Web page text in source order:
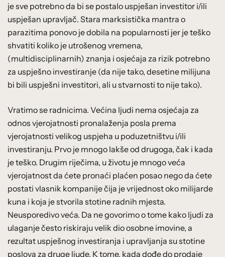
je sve potrebno da bi se postalo uspješan investitor i/ili
uspješan upravljač. Stara marksistička mantra o
parazitima ponovo je dobila na popularnosti jer je teško
shvatiti koliko je utrošenog vremena,
(multidisciplinarnih) znanja i osjećaja za rizik potrebno
za uspješno investiranje (da nije tako, desetine milijuna
bi bili uspješni investitori, ali u stvarnosti to nije tako).
Vratimo se radnicima. Većina ljudi nema osjećaja za
odnos vjerojatnosti pronalaženja posla prema
vjerojatnosti velikog uspjeha u poduzetništvu i/ili
investiranju. Prvo je mnogo lakše od drugoga, čak i kada
je teško. Drugim riječima, u životu je mnogo veća
vjerojatnost da ćete pronaći plaćen posao nego da ćete
postati vlasnik kompanije čija je vrijednost oko milijarde
kuna i koja je stvorila stotine radnih mjesta.
Neusporedivo veća. Da ne govorimo o tome kako ljudi za
ulaganje često riskiraju velik dio osobne imovine, a
rezultat uspješnog investiranja i upravljanja su stotine
poslova za druge ljude. K tome, kada dođe do prodaje